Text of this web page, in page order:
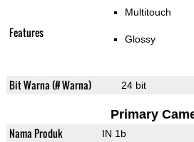
Features
Multitouch
Glossy
Bit Warna (# Warna) 24 bit
Primary
Nama Produk IN 1b